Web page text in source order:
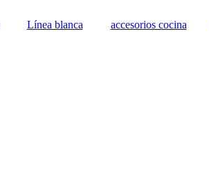
Línea blanca accesorios cocina